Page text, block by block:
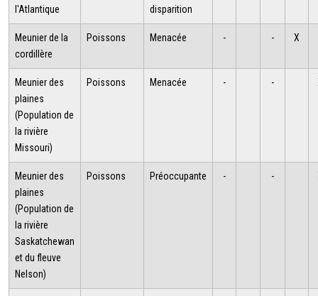
l'Atlantique
disparition
Meunier de la
cordillère
Poissons Menacée - - X
Meunier des
plaines
(Population de
la rivière
Missouri)
Poissons Menacée - -
Meunier des
plaines
(Population de
la rivière
Saskatchewan
et du fleuve
Nelson)
Poissons Préoccupante - -